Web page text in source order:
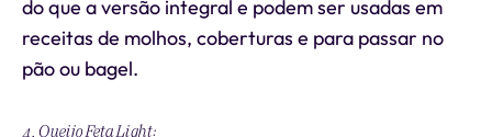
do que a versão integral e podem ser usadas em
receitas de molhos, coberturas e para passar no
pão ou bagel.
4. Queijo Feta Light: